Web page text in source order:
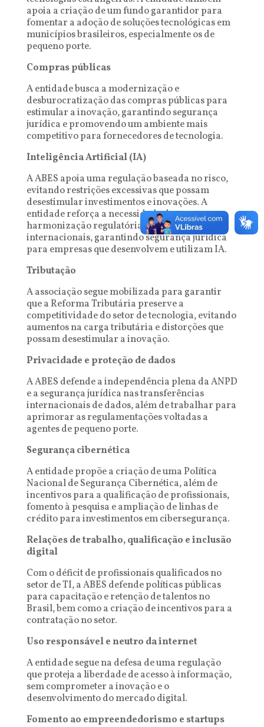
apoia a criação de um fundo garantidor para
fomentar a adoção de soluções tecnológicas em
municípios brasileiros, especialmente os de
pequeno porte.
Compras públicas
A entidade busca a modernização e
desburocratização das compras públicas para
estimular a inovação, garantindo segurança
jurídica e promovendo um ambiente mais
competitivo para fornecedores de tecnologia.
Inteligência Artificial (IA)
A ABES apoia uma regulação baseada no risco,
evitando restrições excessivas que possam
desestimular investimentos e inovações. A
entidade reforça a necessidade de
harmonização regulatória com diretrizes
internacionais, garantindo segurança jurídica
para empresas que desenvolvem e utilizam IA.
Tributação
A associação segue mobilizada para garantir
que a Reforma Tributária preserve a
competitividade do setor de tecnologia, evitando
aumentos na carga tributária e distorções que
possam desestimular a inovação.
Privacidade e proteção de dados
A ABES defende a independência plena da ANPD
e a segurança jurídica nas transferências
internacionais de dados, além de trabalhar para
aprimorar as regulamentações voltadas a
agentes de pequeno porte.
Segurança cibernética
A entidade propõe a criação de uma Política
Nacional de Segurança Cibernética, além de
incentivos para a qualificação de profissionais,
fomento à pesquisa e ampliação de linhas de
crédito para investimentos em cibersegurança.
Relações de trabalho, qualificação e inclusão
digital
Com o déficit de profissionais qualificados no
setor de TI, a ABES defende políticas públicas
para capacitação e retenção de talentos no
Brasil, bem como a criação de incentivos para a
contratação no setor.
Uso responsável e neutro da internet
A entidade segue na defesa de uma regulação
que proteja a liberdade de acesso à informação,
sem comprometer a inovação e o
desenvolvimento do mercado digital.
Fomento ao empreendedorismo e startups